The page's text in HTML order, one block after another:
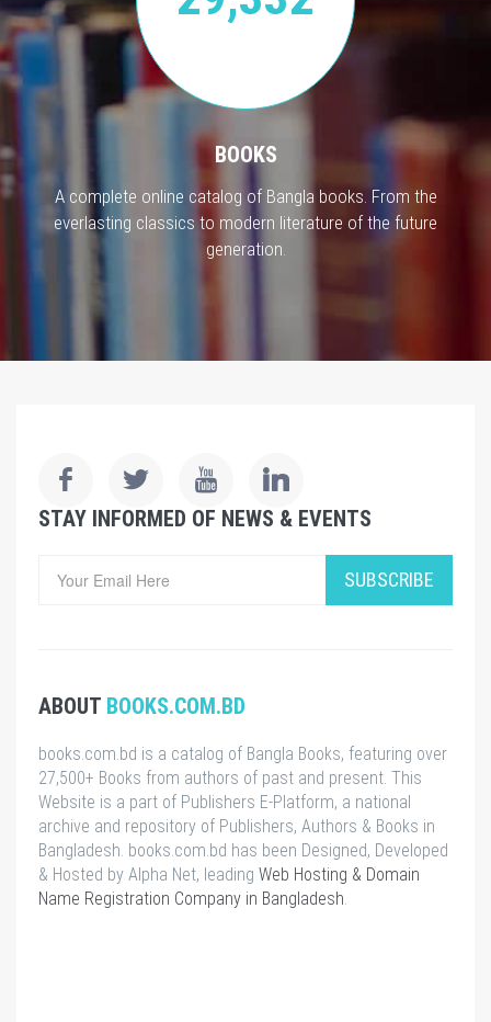
BOOKS
A complete online catalog of Bangla books. From the
everlasting classics to modern literature of the future
generation.
STAY INFORMED OF NEWS & EVENTS
SUBSCRIBE
ABOUT BOOKS.COM.BD
books.com.bd is a catalog of Bangla Books, featuring over
27,500+ Books from authors of past and present. This
Website is a part of Publishers E-Platform, a national
archive and repository of Publishers, Authors & Books in
Bangladesh. books.com.bd has been Designed, Developed
& Hosted by Alpha Net, leading Web Hosting & Domain
Name Registration Company in Bangladesh